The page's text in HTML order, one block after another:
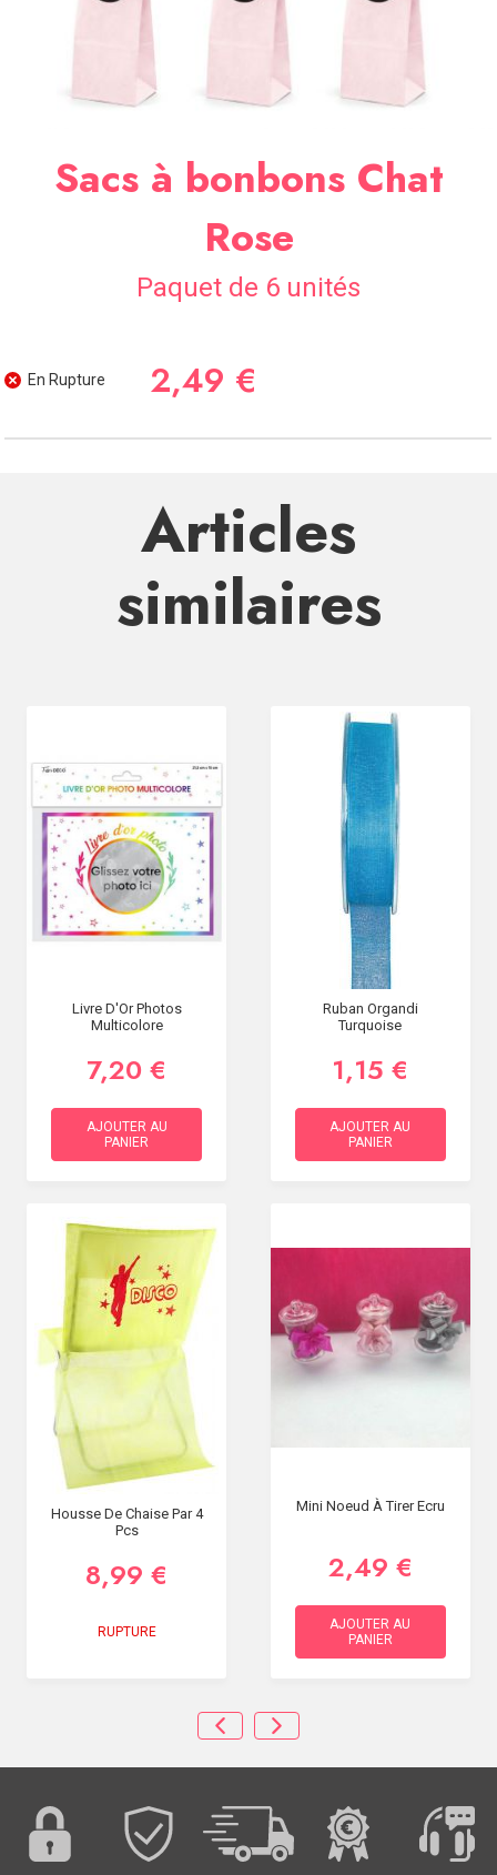
SALLESacs à bonbons Chat
Rose
Paquet de 6 unités
En Rupture 2,49 €
Articles
similaires
Livre D'Or Photos
Multicolore
7,20 €
AJOUTER AU
PANIER
Ruban Organdi
Turquoise
1,15 €
AJOUTER AU
PANIER
Housse De Chaise Par 4
Pcs
8,99 €
RUPTURE
Mini Noeud À Tirer Ecru
2,49 €
AJOUTER AU
PANIER